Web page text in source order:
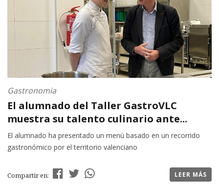
Gastronomia
El alumnado del Taller GastroVLC
muestra su talento culinario ante...
El alumnado ha presentado un menú basado en un recorrido
gastronómico por el territorio valenciano
Compartir en: LEER MÁS